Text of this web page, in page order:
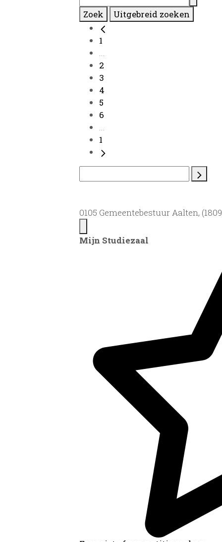
Zoek Uitgebreid zoeken
1
...
2
3
4
5
6
...
1
0105 Gemeentebestuur Aalten,
Mijn Studiezaal